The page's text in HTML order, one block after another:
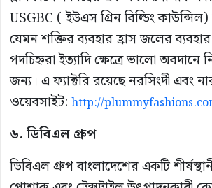
USGBC ( ইউএস গ্রিন বিল্ডিং কাউন্সিল)
যেমন শক্তির ব্যবহার হ্রাস জলের ব্যবহার
পদচিহ্নরা ইত্যাদি ক্ষেত্রে ভালো অবদানে
জন্য। এ ফ্যাক্টরি রয়েছে নরসিংদী এবং
ওয়েবসাইট: http://
৬. ডিবিএল গ্রুপ
ডিবিএল গ্রুপ বাংলাদেশের একটি